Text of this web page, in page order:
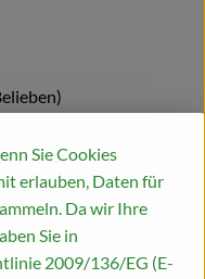
Sie Cookies
erlauben, Daten für
Da wir Ihre
Sie in
2009/136/EG (E-